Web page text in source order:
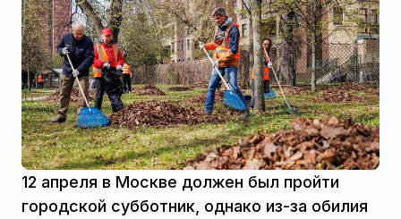
12 апреля в Москве должен был пройти
городской субботник, однако из-за обилия